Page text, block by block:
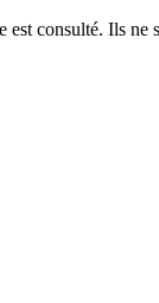
consulté. Ils ne